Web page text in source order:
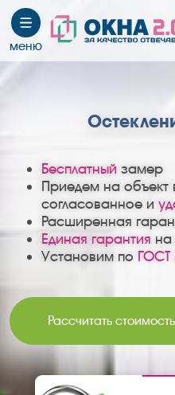
Бесплатный замер
Приедем на объект
согласованное и
Расширенная
Единая гарантия на
Установим по ГОСТ
Рассчитать стоимость